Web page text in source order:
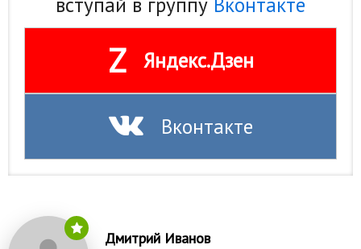
Z Яндекс.Дзен
Вконтакте
Дмитрий Иванов